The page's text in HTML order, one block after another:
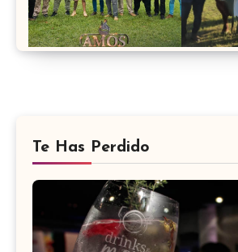
Te Has Perdido